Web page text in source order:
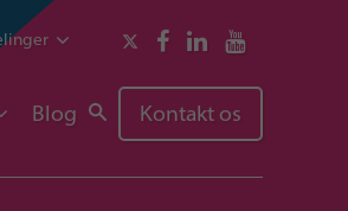
Blog Kontakt os